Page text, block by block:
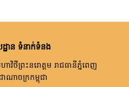
ឋាន ទំនាក់ទំនង
ាវិថីព្រះនរោត្តម រាជធានីភ្នំពេញ
ាណាចក្រកម្ពុជា